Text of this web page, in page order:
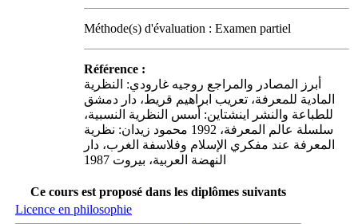
Méthode(s) d'évaluation : Examen partiel
Référence :
أبرز المصادر والمراجع روجيه غارودي: النظرية
المادية للمعرفة، تعريب ابراهيم قريط، دار دمشق
للطباعة والنشر اينشتاين: أسس النظرية النسبية،
سلسلة عالم المعرفة، 1992 محمود زيدان: نظرية
المعرفة عند مفكري الإسلام وفلاسفة الغرب، دار
النهضة العربية، بيروت 1987
Ce cours est proposé dans les diplômes suivants
Licence en philosophie